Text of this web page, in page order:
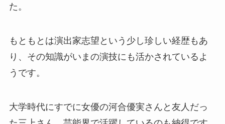
た。
もともとは演出家志望という少し珍しい経歴もあ
り、その知識がいまの演技にも活かされているよ
うです。
大学時代にすでに女優の河合優実さんと友人だっ